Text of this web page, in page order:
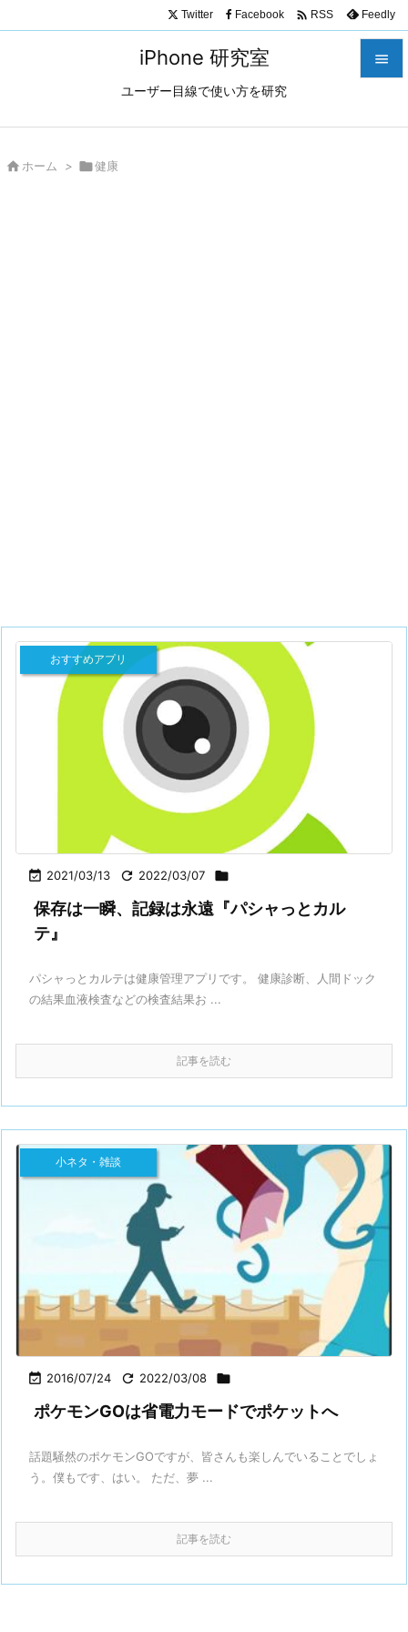
iPhone 研究室
ユーザー目線で使い方を研究

Twitter Facebook  RSS Feedly
 ホーム > 健康
 2021/03/13  2022/03/07 
おすすめアプリ
保存は一瞬、記録は永遠『パシャっとカル
テ』
パシャっとカルテは健康管理アプリです。 健康診断、人間ドック
の結果血液検査などの検査結果お ...
記事を読む
 2016/07/24  2022/03/08 
小ネタ・雑談
ポケモンGOは省電力モードでポケットへ
話題騒然のポケモンGOですが、皆さんも楽しんでいることでしょ
う。僕もです、はい。 ただ、夢 ...
記事を読む